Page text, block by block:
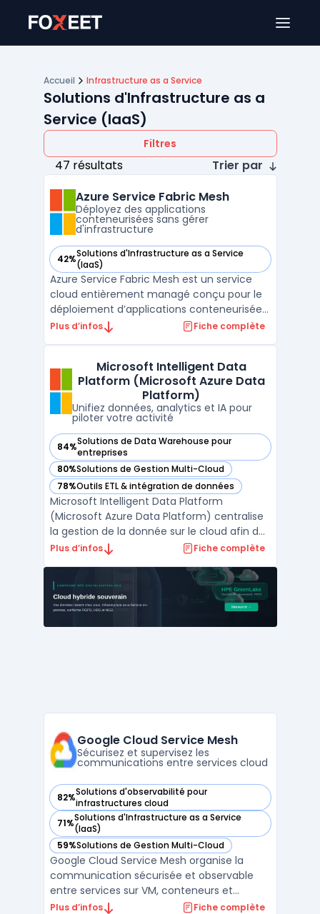
Accueil Infrastructure as a Service
Solutions d'Infrastructure as a
Service (IaaS)
Filtres
47 résultats
Trier par
Azure Service Fabric Mesh
Déployez des applications
conteneurisées sans gérer
d'infrastructure
42%Solutions d'Infrastructure as a Service
(IaaS)
— voir Azure Service Fabric Mesh dans cette catégorie
Azure Service Fabric Mesh est un service
cloud entièrement managé conçu pour le
déploiement d’applications conteneurisées,
accessible sans gestion directe des
équipes IT qui souhaitent se concentrer sur
la logique app ...
Plus d’infos Fiche complète
Microsoft Intelligent Data
Platform (Microsoft Azure Data
Platform)
Unifiez données, analytics et IA pour
piloter votre activité
84%Solutions de Data Warehouse pour
entreprises
— voir Microsoft Intelligent Data Platform (Microsoft
80%Solutions de Gestion Multi-Cloud
— voir Microsoft Intelligent Data Platform (Microsoft
78%Outils ETL & intégration de données
— voir Microsoft Intelligent Data Platform (Microsoft
Microsoft Intelligent Data Platform
(Microsoft Azure Data Platform) centralise
la gestion de la donnée sur le cloud afin de
limiter la fragmentation des systèmes et
réel aux informations. Cette plateforme
réunit bases de données, outils d’analyse
avancée et ...
Plus d’infos Fiche complète
Google Cloud Service Mesh
Sécurisez et supervisez les
communications entre services cloud
82%Solutions d'observabilité pour
infrastructures cloud
— voir Google Cloud Service Mesh dans cette catégorie
71%Solutions d'Infrastructure as a Service
(IaaS)
— voir Google Cloud Service Mesh dans cette catégorie
59%Solutions de Gestion Multi-Cloud
— voir Google Cloud Service Mesh dans cette catégorie
Google Cloud Service Mesh organise la
communication sécurisée et observable
entre services sur VM, conteneurs et
environnements multicloud. Ce service
Plus d’infos Fiche complète